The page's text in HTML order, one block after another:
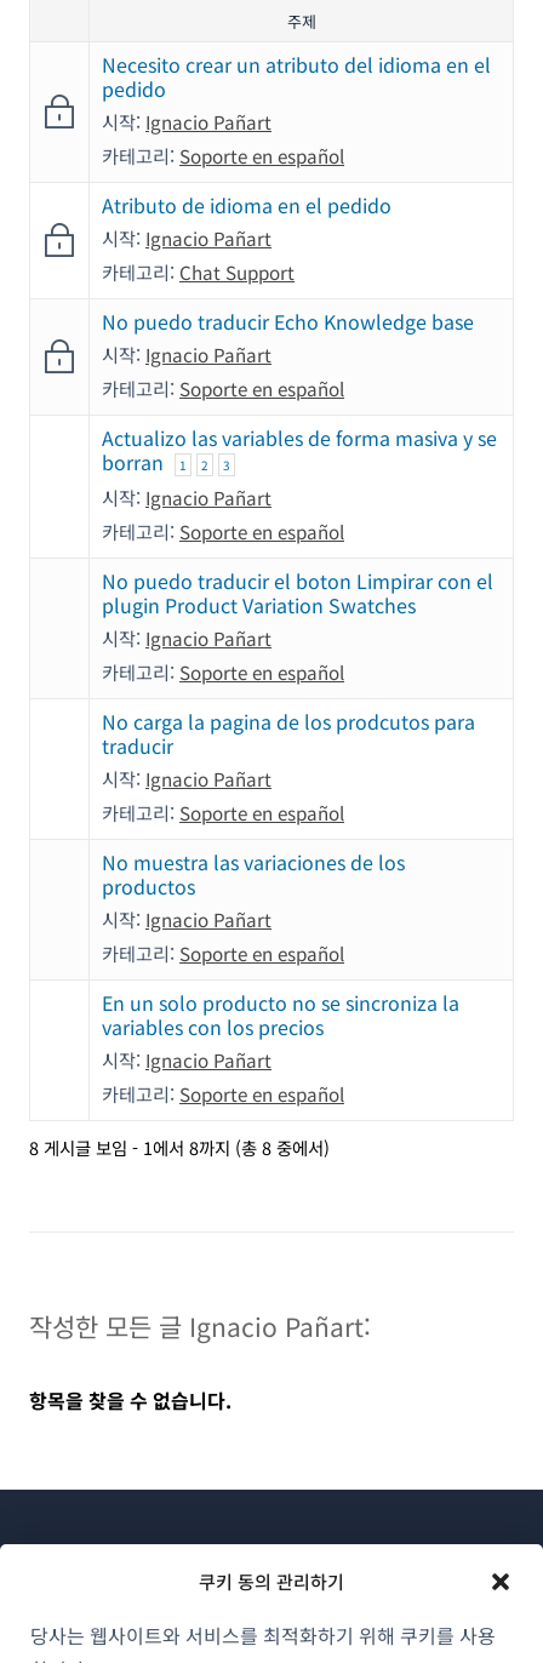
쿠키 동의 관리하기
당사는 웹사이트와 서비스를 최적화하기 위해 쿠키를 사용
주제
Necesito crear un atributo del idioma en el
pedido
시작: Ignacio Pañart
카테고리: Soporte en español
Atributo de idioma en el pedido
시작: Ignacio Pañart
카테고리: Chat Support
No puedo traducir Echo Knowledge base
시작: Ignacio Pañart
카테고리: Soporte en español
Actualizo las variables de forma masiva y se
borran
1 2 3
시작: Ignacio Pañart
카테고리: Soporte en español
No puedo traducir el boton Limpirar con el
plugin Product Variation Swatches
시작: Ignacio Pañart
카테고리: Soporte en español
No carga la pagina de los prodcutos para
traducir
시작: Ignacio Pañart
카테고리: Soporte en español
No muestra las variaciones de los
productos
시작: Ignacio Pañart
카테고리: Soporte en español
En un solo producto no se sincroniza la
variables con los precios
시작: Ignacio Pañart
카테고리: Soporte en español
8 게시글 보임 - 1에서 8까지 (총 8 중에서)
작성한 모든 글 Ignacio Pañart:
항목을 찾을 수 없습니다.
WPML 소개